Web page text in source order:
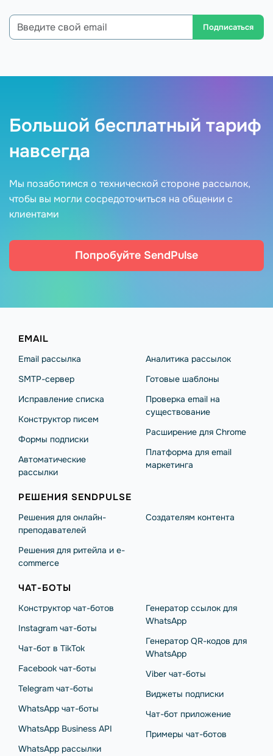
Подписаться
Большой бесплатный тариф
навсегда
Мы позаботимся о технической стороне рассылок,
чтобы вы могли сосредоточиться на общении с
клиентами
Попробуйте SendPulse
EMAIL
Email рассылка
SMTP-сервер
Исправление списка
Конструктор писем
Формы подписки
Автоматические
рассылки
Аналитика рассылок
Готовые шаблоны
Проверка email на
существование
Расширение для Chrome
Платформа для email
маркетинга
РЕШЕНИЯ SENDPULSE
Решения для онлайн-
преподавателей
Решения для ритейла и e-
commerce
Создателям контента
ЧАТ-БОТЫ
Конструктор чат-ботов
Instagram чат-боты
Чат-бот в TikTok
Facebook чат-боты
Telegram чат-боты
WhatsApp чат-боты
WhatsApp Business API
WhatsApp рассылки
Генератор ссылок для
WhatsApp
Генератор QR-кодов для
WhatsApp
Viber чат-боты
Виджеты подписки
Чат-бот приложение
Примеры чат-ботов